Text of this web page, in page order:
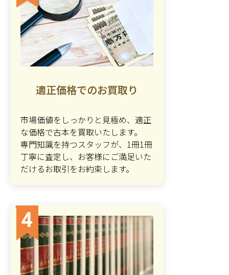
適正価格でのお買取り
市場価値をしっかりと見極め、適正
な価格で古本を買取いたします。
専門知識を持つスタッフが、1冊1冊
丁寧に査定し、お客様にご満足いた
だけるお取引をお約束します。
4